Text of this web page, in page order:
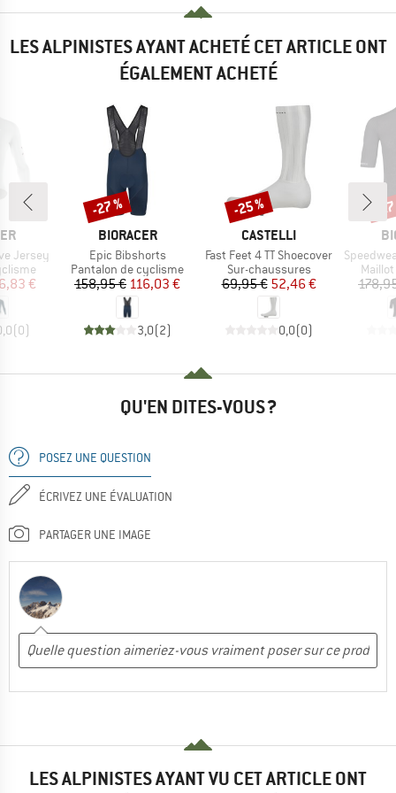
LES ALPINISTES AYANT ACHETÉ CET ARTICLE ONT
ÉGALEMENT ACHETÉ
Jersey
réduit
€
(0)
MARQUE
BIORACER
Article
Epic Bibshorts
Product group
Pantalon de cyclisme
Prix
158,95 €Prix réduit
116,03 €
3,0(2)
Remise
-27 %
MARQUE
CASTELLI
Article
Fast Feet 4 TT Shoecover
Product group
Sur-chaussures
Prix
69,95 €Prix réduit
52,46 €
0,0(0)
Remise
-25 %
Article
Speedwear
-
QU'EN DITES-VOUS ?
POSEZ UNE QUESTION
ÉCRIVEZ UNE ÉVALUATION
PARTAGER UNE IMAGE
LES ALPINISTES AYANT VU CET ARTICLE ONT